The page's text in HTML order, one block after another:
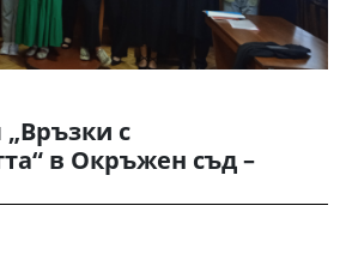
с
в Окръжен съд –